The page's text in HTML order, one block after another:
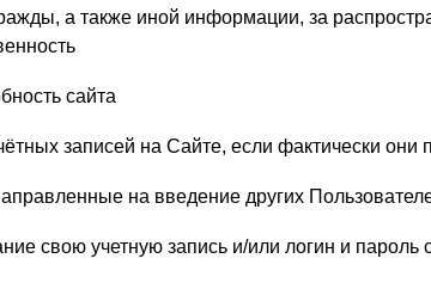
а также иной информации, за
сайта
записей на Сайте, если фактически
на введение других
свою учетную запись и/или логин и пароль